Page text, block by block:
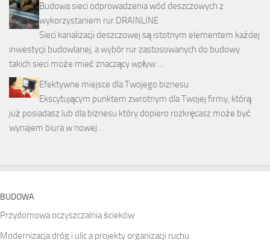
Budowa sieci odprowadzenia wód deszczowych z
wykorzystaniem rur DRAINLINE
Sieci kanalizacji deszczowej są istotnym elementem każdej
inwestycji budowlanej, a wybór rur zastosowanych do budowy
takich sieci może mieć znaczący wpływ …
Efektywne miejsce dla Twojego biznesu
Ekscytującym punktem zwrotnym dla Twojej firmy, którą
już posiadasz lub dla biznesu który dopiero rozkręcasz może być
wynajem biura w nowej …
BUDOWA
Przydomowa oczyszczalnia ścieków
Modernizacja dróg i ulic a projekty organizacji ruchu